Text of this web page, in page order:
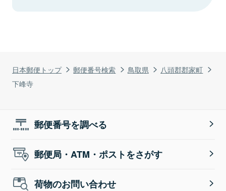
日本郵便トップ 郵便番号検索 鳥取県
八頭郡郡家町
下峰寺
郵便番号を調べる
郵便局・ATM・ポストをさがす
荷物のお問い合わせ